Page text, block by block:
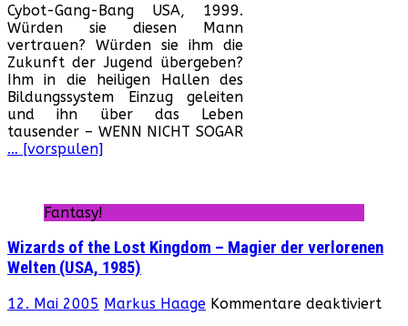
Cybot-Gang-Bang USA, 1999.
Würden sie diesen Mann
vertrauen? Würden sie ihm die
Zukunft der Jugend übergeben?
Ihm in die heiligen Hallen des
Bildungssystem Einzug geleiten
und ihn über das Leben
tausender – WENN NICHT SOGAR
… [vorspulen]
Fantasy!
Wizards of the Lost Kingdom – Magier der verlorenen
Welten (USA, 1985)
12. Mai 2005 Markus Haage Kommentare deaktiviertfür